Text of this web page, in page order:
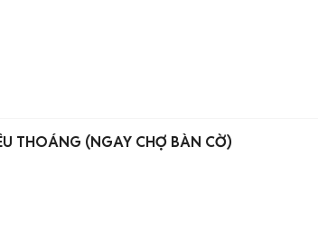
THOÁNG (NGAY CHỢ BÀN CỜ)